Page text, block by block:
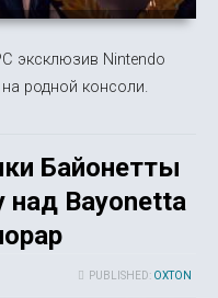
эксклюзив Nintendo
родной консоли.
Байонетты
над Bayonetta
PUBLISHED: OXTON